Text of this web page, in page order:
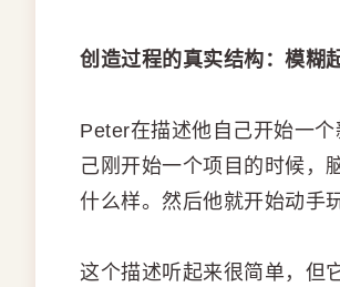
创造过程的真实结构：模糊
Peter在描述他自己开始一
己刚开始一个项目的时候，
什么样。然后他就开始动手
这个描述听起来很简单，但